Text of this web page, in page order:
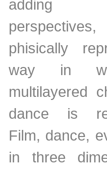
adding
phisically
way in
multilayered
dance is
Film, dance,
in three